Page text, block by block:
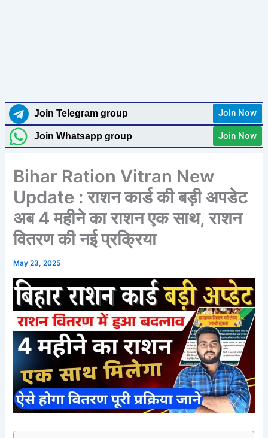
Join Telegram group Join Now
Join Whatsapp group Join Now
Bihar Ration Vitran New
Update : राशन कार्ड की बड़ी अपडेट
अब 4 महीने का राशन एक साथ, राशन
वितरण की नई प्रक्रिया
May 23, 2025